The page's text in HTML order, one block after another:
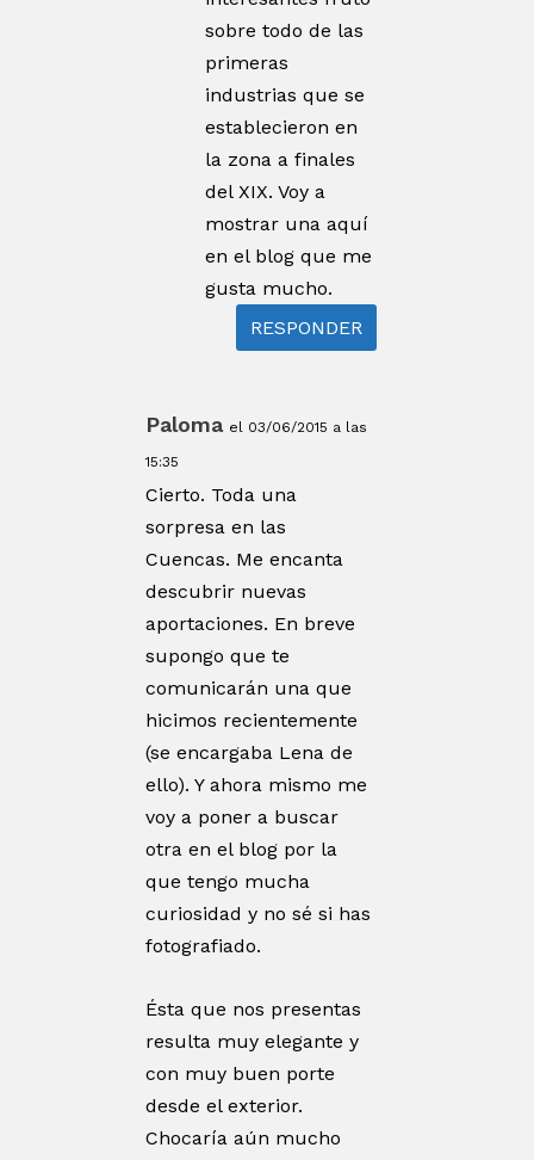
sobre todo de las
primeras
industrias que se
establecieron en
la zona a finales
del XIX. Voy a
mostrar una aquí
en el blog que me
gusta mucho.
RESPONDER
Paloma el 03/06/2015 a las
15:35
Cierto. Toda una
sorpresa en las
Cuencas. Me encanta
descubrir nuevas
aportaciones. En breve
supongo que te
comunicarán una que
hicimos recientemente
(se encargaba Lena de
ello). Y ahora mismo me
voy a poner a buscar
otra en el blog por la
que tengo mucha
curiosidad y no sé si has
fotografiado.
Ésta que nos presentas
resulta muy elegante y
con muy buen porte
desde el exterior.
Chocaría aún mucho